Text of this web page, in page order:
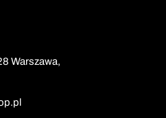
Warszawa,